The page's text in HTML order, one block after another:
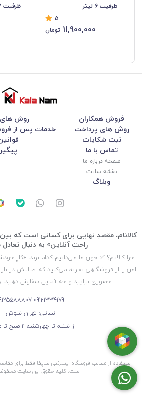
ظرفیت ۶ لیتر
5
11,900,000 تومان
ظرفیت ۲.۷ لیتر
فروش همکاران
روش های
روش های پرداخت
خدمات پس از
ثبت شکایات
تماس با ما
صفحه درباره ما
نقشه سایت
وبلاگ
کالانام، مقصدِ نهایی برای کسانی است که
راحتِ آنلاین» به دنبال
چرا کالانام؟ ✅ چون ما می‌دانیم کدام برند، «کارِ
امن را از فروشگاهی تجربه می‌کنید که اصالتش در
حضوری بیایید و چه آنلاین سفارش دهید،
09121334179
نشانی: تهران شوش
از شنبه تا چهارشنبه ۱۱ صبح تا ۵ عصر
استفاده از مطالب فروشگاه اینترنتی شاپفا فقط برای
است. کليه حقوق اين سايت